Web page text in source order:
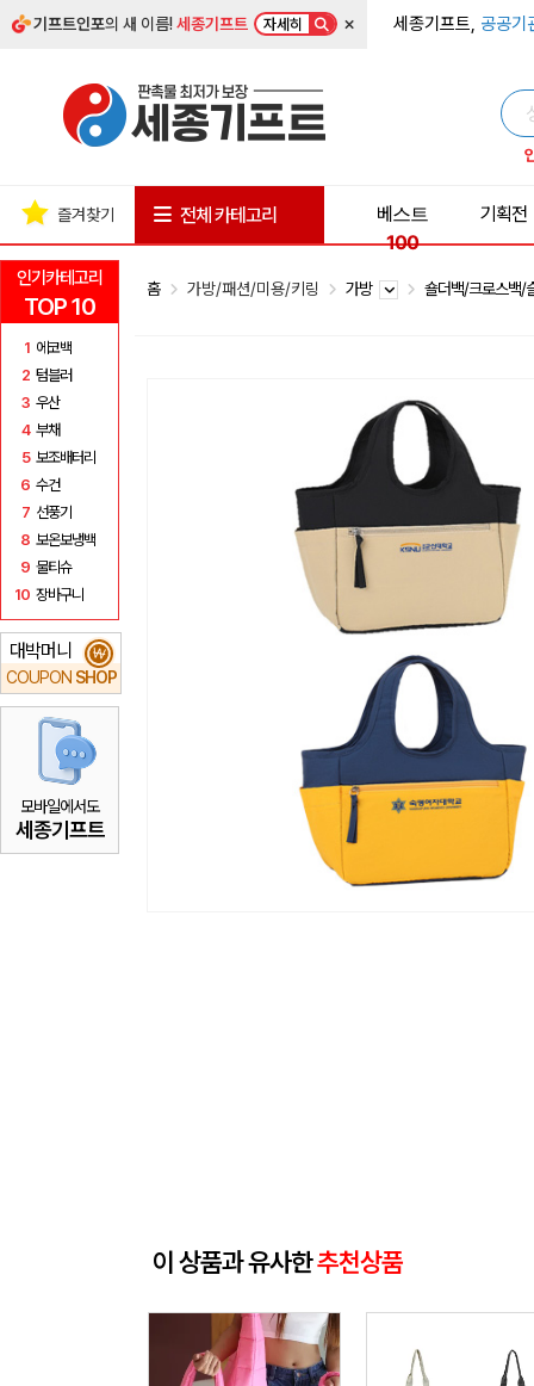
기프트인포의 새 이름!세종기프트 자세히 × 세종기프트, 공공기
인기카테고리
TOP 10
1 에코백
2 텀블러
3 우산
4 부채
5 보조배터리
6 수건
7 선풍기
8 보온보냉백
9 물티슈
10 장바구니
대박머니
COUPON SHOP
₩
모바일에서도
세종기프트
즐겨찾기 전체 카테고리
베스트
100
기획전
홈 가방/패션/미용/키링 가방 숄더백/크로스백/
이 상품과 유사한추천상품